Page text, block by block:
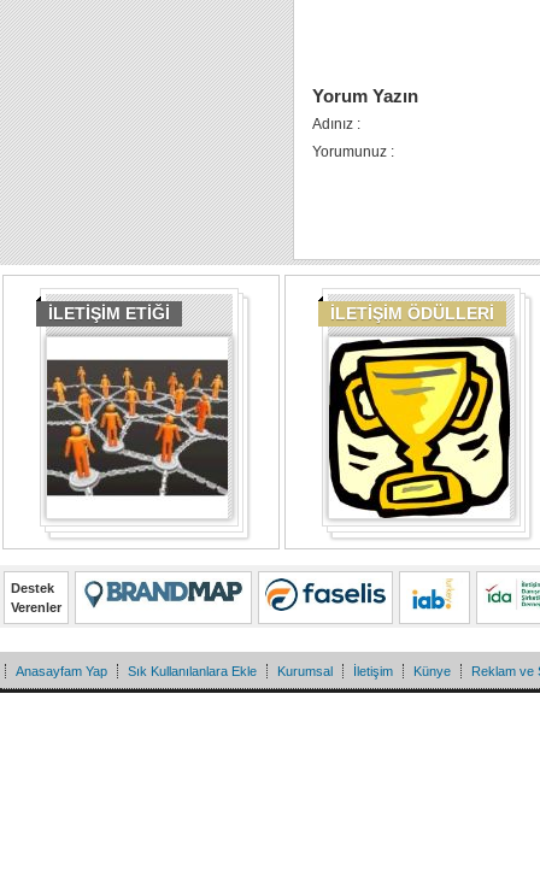
Yorum Yazın
Adınız :
Yorumunuz :
İLETİŞİM ETİĞİ İLETİŞİM ÖDÜLLERİ
Destek
Verenler
Anasayfam Yap Sık Kullanılanlara Ekle Kurumsal İletişim Künye Reklam ve